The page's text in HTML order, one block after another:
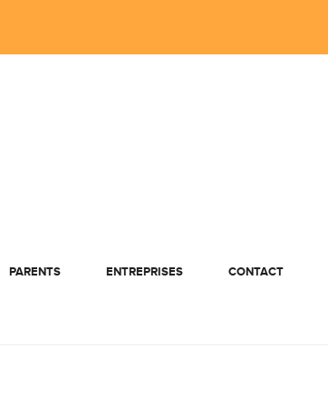
PARENTS ENTREPRISES CONTACT